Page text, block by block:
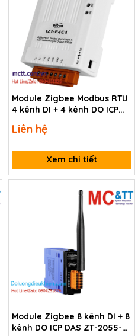
Module Zigbee Modbus RTU
4 kênh DI + 4 kênh DO ICP
Liên hệ
Xem chi tiết
Module Zigbee 8 kênh DI + 8
kênh DO ICP DAS ZT-2055-